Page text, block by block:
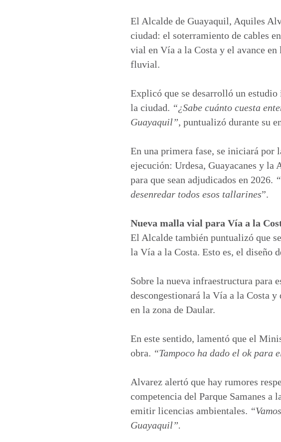
t
s
A
p
p
e
b
o
o
k
e
d
I
i
l
p
a
El Alcalde de Guayaquil, Aquiles
ciudad: el soterramiento de cables
vial en Vía a la Costa y el avance
fluvial.
Explicó que se desarrolló un
la ciudad. “¿Sabe cuánto cuesta
Guayaquil”, puntualizó durante su
En una primera fase, se iniciará por
ejecución: Urdesa, Guayacanes y la
para que sean adjudicados en 2026.
desenredar todos esos tallarines”.
Nueva malla vial para Vía a la
El Alcalde también puntualizó que
la Vía a la Costa. Esto es, el diseño
Sobre la nueva infraestructura para
descongestionará la Vía a la Costa
en la zona de Daular.
En este sentido, lamentó que el
obra. “Tampoco ha dado el ok para
Alvarez alertó que hay rumores
competencia del Parque Samanes
emitir licencias ambientales.
Guayaquil”.